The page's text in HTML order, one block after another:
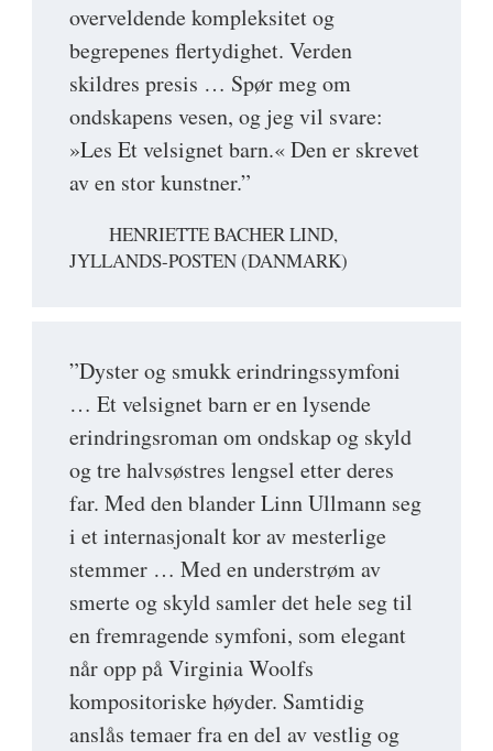
overveldende kompleksitet og
begrepenes flertydighet. Verden
skildres presis … Spør meg om
ondskapens vesen, og jeg vil svare:
»Les Et velsignet barn.« Den er skrevet
av en stor kunstner.”
HENRIETTE BACHER LIND,
JYLLANDS-POSTEN (DANMARK)
”Dyster og smukk erindringssymfoni
… Et velsignet barn er en lysende
erindringsroman om ondskap og skyld
og tre halvsøstres lengsel etter deres
far. Med den blander Linn Ullmann seg
i et internasjonalt kor av mesterlige
stemmer … Med en understrøm av
smerte og skyld samler det hele seg til
en fremragende symfoni, som elegant
når opp på Virginia Woolfs
kompositoriske høyder. Samtidig
anslås temaer fra en del av vestlig og